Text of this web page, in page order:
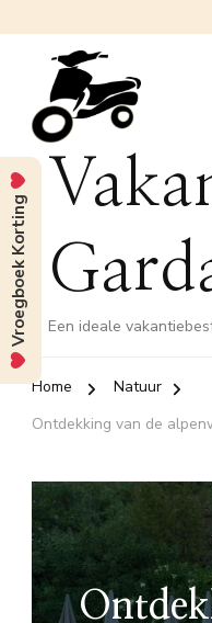
Een ideale
Home
Natuur
Ontdekking van de
Vroegboek Korting